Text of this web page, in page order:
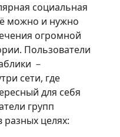
социальная
можно и нужно
огромной
Пользователи
－
сети, где
для себя
групп
целях: